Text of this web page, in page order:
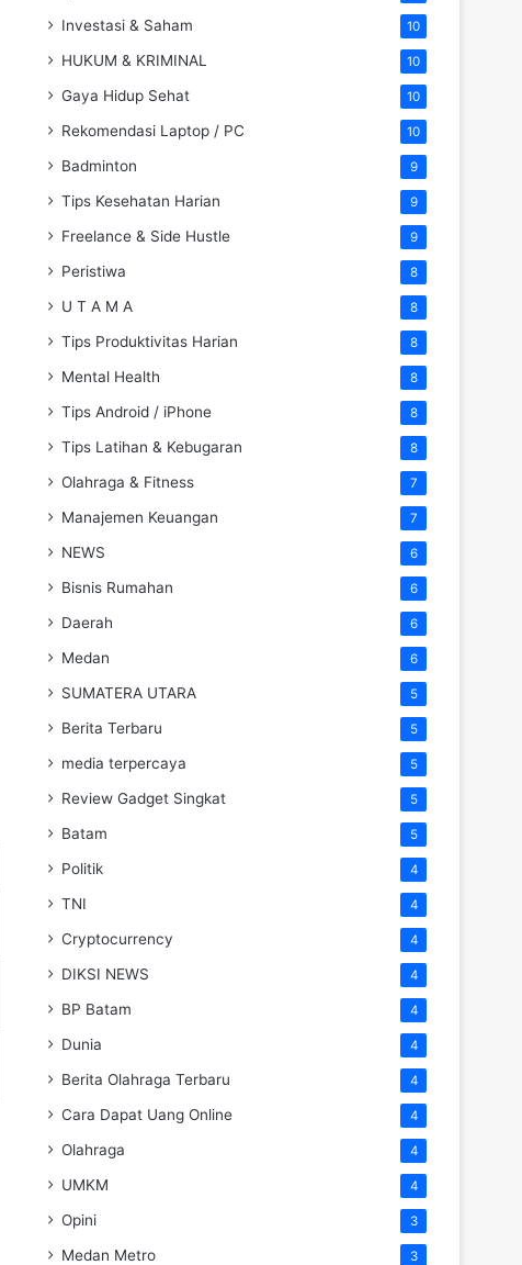
Investasi & Saham 10
HUKUM & KRIMINAL 10
Gaya Hidup Sehat 10
Rekomendasi Laptop / PC 10
Badminton 9
Tips Kesehatan Harian 9
Freelance & Side Hustle 9
Peristiwa 8
U T A M A 8
Tips Produktivitas Harian 8
Mental Health 8
Tips Android / iPhone 8
Tips Latihan & Kebugaran 8
Olahraga & Fitness 7
Manajemen Keuangan 7
NEWS 6
Bisnis Rumahan 6
Daerah 6
Medan 6
SUMATERA UTARA 5
Berita Terbaru 5
media terpercaya 5
Review Gadget Singkat 5
Batam 5
Politik 4
TNI 4
Cryptocurrency 4
DIKSI NEWS 4
BP Batam 4
Dunia 4
Berita Olahraga Terbaru 4
Cara Dapat Uang Online 4
Olahraga 4
UMKM 4
Opini 3
Medan Metro 3